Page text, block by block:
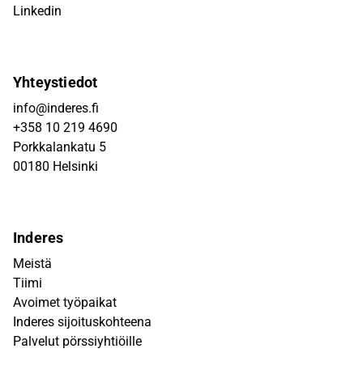
Linkedin
Yhteystiedot
info@inderes.fi
+358 10 219 4690
Porkkalankatu 5
00180 Helsinki
Inderes
Meistä
Tiimi
Avoimet työpaikat
Inderes sijoituskohteena
Palvelut pörssiyhtiöille